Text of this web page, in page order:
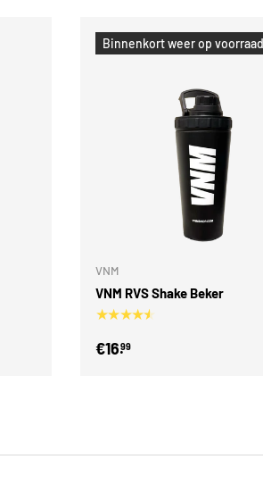
Binnenkort weer op voorraad
VNM
VNM RVS Shake Beker
★★★★★
€16.99